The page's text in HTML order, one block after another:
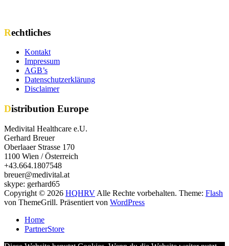
Rechtliches
Kontakt
Impressum
AGB’s
Datenschutzerklärung
Disclaimer
Distribution Europe
Medivital Healthcare e.U.
Gerhard Breuer
Oberlaaer Strasse 170
1100 Wien / Österreich
+43.664.1807548
breuer@medivital.at
skype: gerhard65
Copyright © 2026 HQHRV Alle Rechte vorbehalten. Theme: Flash
von ThemeGrill. Präsentiert von WordPress
Home
PartnerStore